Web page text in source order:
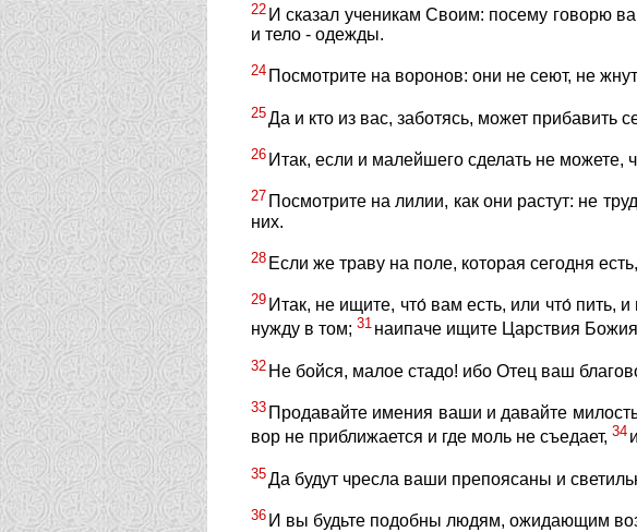
22 И сказал ученикам Своим: посему говорю
и тело - одежды.
24 Посмотрите на воронов: они не сеют, не
25Да и кто из вас, заботясь, может прибавить
26 Итак, если и малейшего сделать не можете,
27 Посмотрите на лилии, как они растут: не
них.
28 Если же траву на поле, которая сегодня
29 Итак, не ищите, что́ вам есть, или что́ пить, и
нужду в том; 31 наипаче ищите Царствия
32 Не бойся, малое стадо! ибо Отец ваш
33 Продавайте имения ваши и давайте
вор не приближается и где моль не съедает, 34
35Да будут чресла ваши препоясаны и
36 И вы будьте подобны людям, ожидающим